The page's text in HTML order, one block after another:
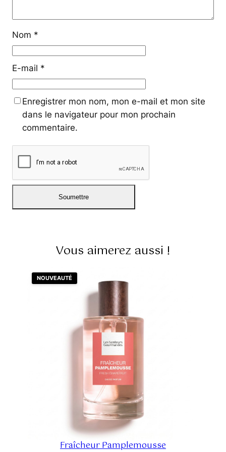
Nom *
E-mail *
Enregistrer mon nom, mon e-mail et mon site
dans le navigateur pour mon prochain
commentaire.
Vous aimerez aussi !
NOUVEAUTÉ
Fraîcheur Pamplemousse